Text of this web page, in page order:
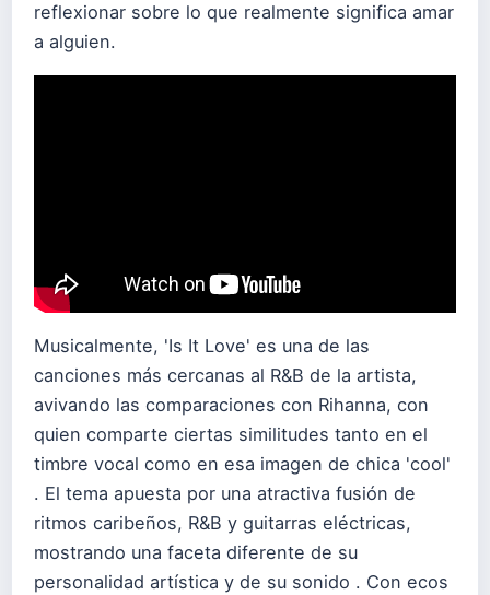
reflexionar sobre lo que realmente significa amar
a alguien.
Musicalmente, 'Is It Love' es una de las
canciones más cercanas al R&B de la artista,
avivando las comparaciones con Rihanna, con
quien comparte ciertas similitudes tanto en el
timbre vocal como en esa imagen de chica 'cool'
. El tema apuesta por una atractiva fusión de
ritmos caribeños, R&B y guitarras eléctricas,
mostrando una faceta diferente de su
personalidad artística y de su sonido . Con ecos